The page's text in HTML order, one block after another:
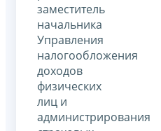
заместитель
начальника
Управления
налогообложения
доходов
физических
лиц и
администрирования